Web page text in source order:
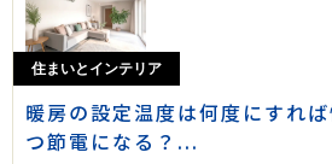
住まいとインテリア
暖房の設定温度は何度にすれ
つ節電になる？...